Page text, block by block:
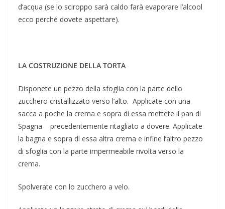
d’acqua (se lo sciroppo sarà caldo farà evaporare l’alcool
ecco perché dovete aspettare).
LA COSTRUZIONE DELLA TORTA
Disponete un pezzo della sfoglia con la parte dello
zucchero cristallizzato verso l’alto. Applicate con una
sacca a poche la crema e sopra di essa mettete il pan di
Spagna precedentemente ritagliato a dovere. Applicate
la bagna e sopra di essa altra crema e infine l’altro pezzo
di sfoglia con la parte impermeabile rivolta verso la
crema.
Spolverate con lo zucchero a velo.